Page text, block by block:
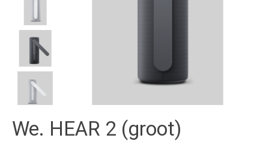
We. HEAR 2 (groot)